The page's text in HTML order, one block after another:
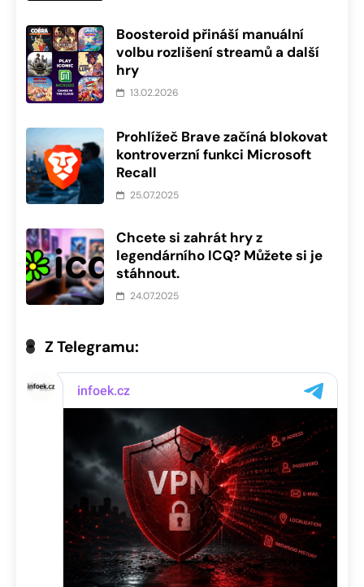
Boosteroid přináší manuální
volbu rozlišení streamů a další
hry
13.02.2026
Prohlížeč Brave začíná blokovat
kontroverzní funkci Microsoft
Recall
25.07.2025
Chcete si zahrát hry z
legendárního ICQ? Můžete si je
stáhnout.
24.07.2025
Z Telegramu: